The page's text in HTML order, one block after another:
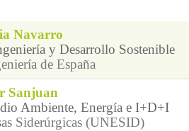
Navarro
y Desarrollo Sostenible
de España
Sanjuan
Ambiente, Energía e I+D+I
Siderúrgicas (UNESID)